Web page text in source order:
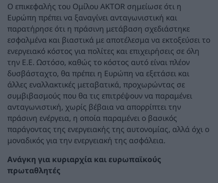
Ο επικεφαλής του Ομίλου AKTOR σημείωσε ότι η
Ευρώπη πρέπει να ξαναγίνει ανταγωνιστική και
παρατήρησε ότι η πράσινη μετάβαση σχεδιάστηκε
εσφαλμένα και βιαστικά με αποτέλεσμα να εκτοξεύσει το
ενεργειακό κόστος για πολίτες και επιχειρήσεις σε όλη
την Ε.Ε. Ωστόσο, καθώς το κόστος αυτό είναι πλέον
δυσβάσταχτο, θα πρέπει η Ευρώπη να εξετάσει και
άλλες εναλλακτικές μεταβατικά, προχωρώντας σε
συμβιβασμούς που θα τις επιτρέψουν να παραμένει
ανταγωνιστική, χωρίς βέβαια να απορρίπτει την
πράσινη ενέργεια, η οποία παραμένει ο βασικός
παράγοντας της ενεργειακής της αυτονομίας, αλλά όχι ο
μοναδικός για την ενεργειακή της ασφάλεια.
Ανάγκη για κυριαρχία και ευρωπαϊκούς
πρωταθλητές